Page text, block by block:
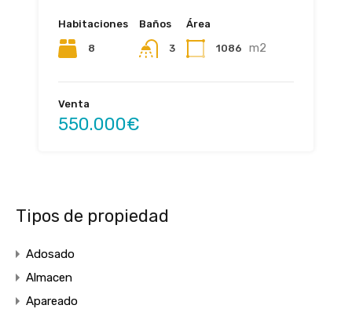
Habitaciones
8
Baños
3
Área
1086 m2
Venta
550.000€
Tipos de propiedad
Adosado
Almacen
Apareado